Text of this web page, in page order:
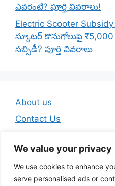
We value your privacy
We use cookies to enhance
serve personalised ads or
ఎవరంటే? పూర్తి వివరాలు!
Electric Scooter Subsidy
స్కూటర్ కొనుగోలుపై
సబ్సిడీ? పూర్తి వివరాలు
About us
Contact Us
Privacy Policy
Terms And Conditions